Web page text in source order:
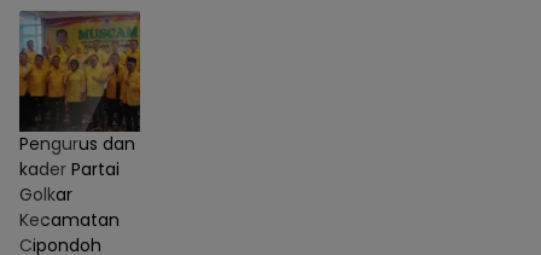
Pengurus dan
kader Partai
Golkar
Kecamatan
Cipondoh